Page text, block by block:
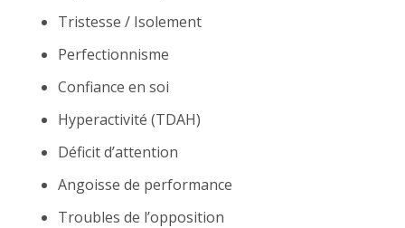
Tristesse / Isolement
Perfectionnisme
Confiance en soi
Hyperactivité (TDAH)
Déficit d’attention
Angoisse de performance
Troubles de l’opposition